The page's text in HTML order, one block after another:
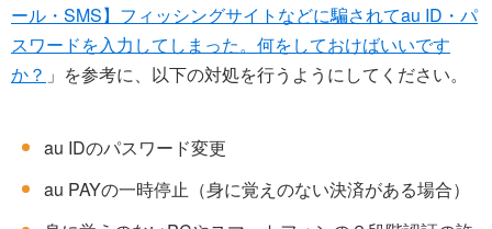
ール・SMS】フィッシングサイトなどに騙されてau ID・パ
スワードを入力してしまった。何をしておけばいいです
か？ 」を参考に、以下の対処を行うようにしてください。
au IDのパスワード変更
au PAYの一時停止（身に覚えのない決済がある場合）